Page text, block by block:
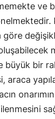
Muş
ve
göre
büyük bir
araca